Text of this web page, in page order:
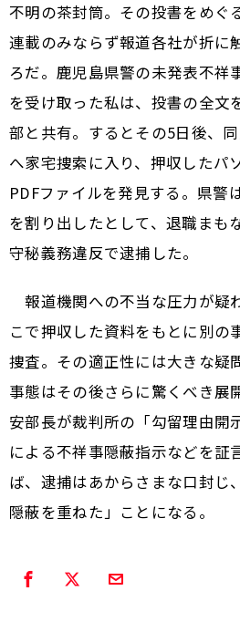
不明の茶封筒。その投書をめぐ
連載のみならず報道各社が折に
ろだ。鹿児島県警の未発表不祥
を受け取った私は、投書の全文
部と共有。するとその5日後、
へ家宅捜索に入り、押収したパ
PDFファイルを発見する。県警
を割り出したとして、退職まも
守秘義務違反で逮捕した。
報道機関への不当な圧力が疑
こで押収した資料をもとに別の
捜査。その適正性には大きな疑
事態はその後さらに驚くべき展
安部長が裁判所の「勾留理由開
による不祥事隠蔽指示などを証
ば、逮捕はあからさまな口封じ
隠蔽を重ねた」ことになる。